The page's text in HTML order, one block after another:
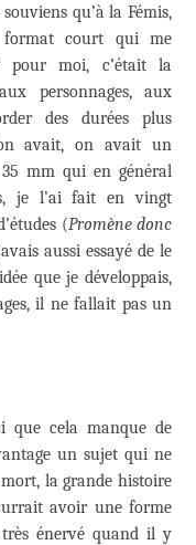
qu’à la Fémis,
court qui me
pour moi, c’était la
personnages, aux
des durées plus
avait, on avait un
mm qui en général
je l’ai fait en vingt
(Promène donc
aussi essayé de le
que je développais,
il ne fallait pas un
que cela manque de
un sujet qui ne
la grande histoire
avoir une forme
très énervé quand il y